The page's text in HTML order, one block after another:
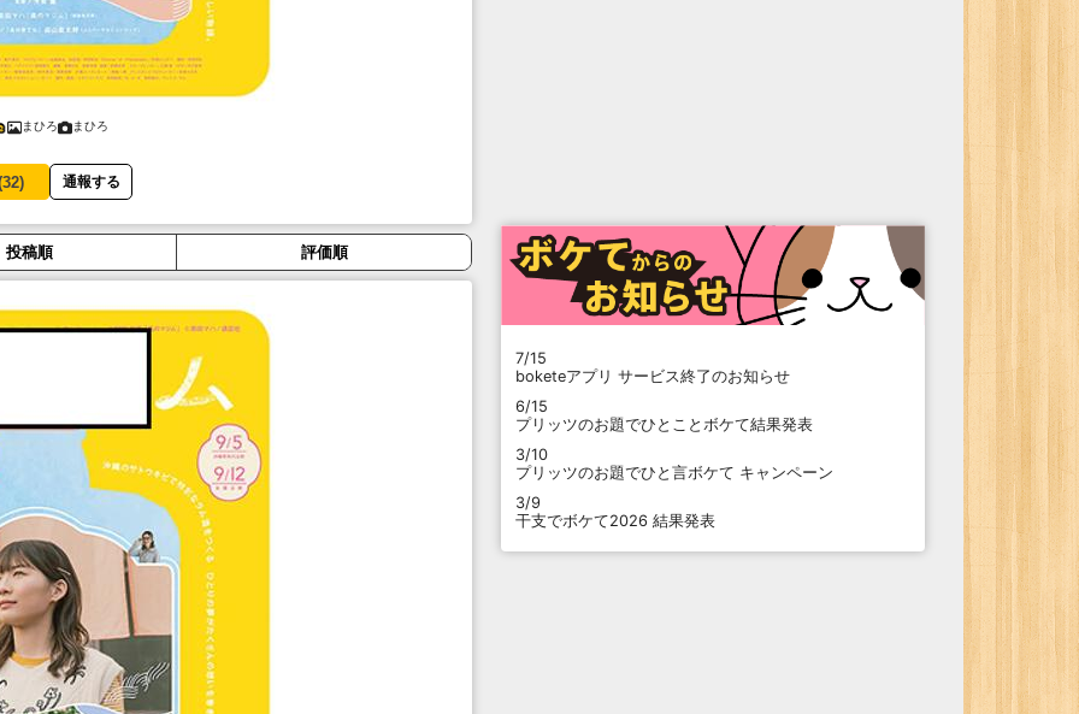
まひろ まひろ
32) 通報する
投稿順 評価順
7/15
boketeアプリ サービス終了のお知らせ
6/15
プリッツのお題でひとことボケて結果発表
3/10
プリッツのお題でひと言ボケて キャンペーン
3/9
干支でボケて2026 結果発表